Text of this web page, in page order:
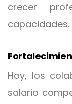
crecer
capacidades.
Hoy, los
salario